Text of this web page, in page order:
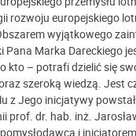
rozwoju europejskiego
wyjątkowego
Marka Dareckiego
kto – potrafi dzielić się
szeroką wiedzą. Jest
z Jego inicjatywy
prof. dr. hab. inż.
pomysłodawcą i